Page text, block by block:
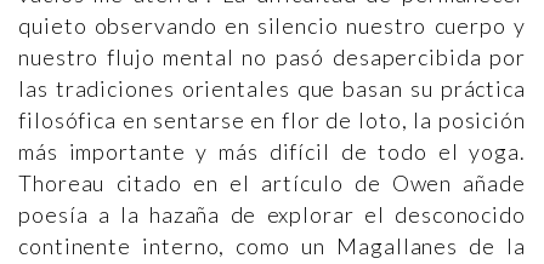
quieto observando en silencio nuestro cuerpo y
nuestro flujo mental no pasó desapercibida por
las tradiciones orientales que basan su práctica
filosófica en sentarse en flor de loto, la posición
más importante y más difícil de todo el yoga.
Thoreau citado en el artículo de Owen añade
poesía a la hazaña de explorar el desconocido
continente interno, como un Magallanes de la